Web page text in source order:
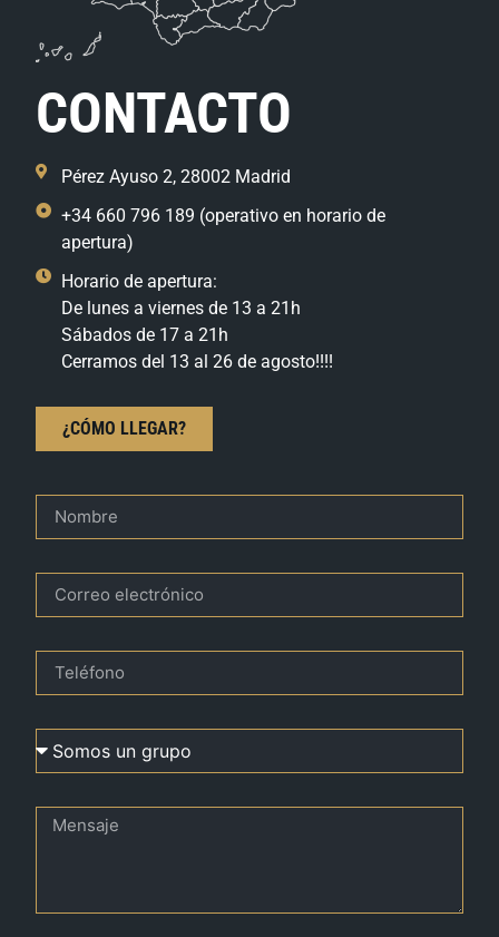
CONTACTO
Pérez Ayuso 2, 28002 Madrid
+34 660 796 189 (operativo en horario de
apertura)
Horario de apertura:
De lunes a viernes de 13 a 21h
Sábados de 17 a 21h
Cerramos del 13 al 26 de agosto!!!!
¿CÓMO LLEGAR?